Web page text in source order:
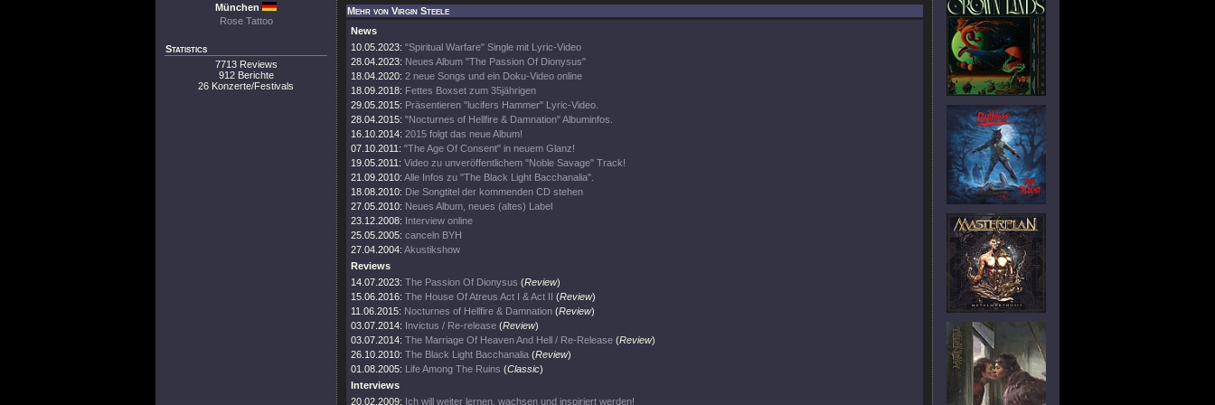
München
Rose Tattoo
Statistics
7713 Reviews
912 Berichte
26 Konzerte/Festivals
Mehr von Virgin Steele
News
10.05.2023: "Spiritual Warfare" Single mit Lyric-Video
28.04.2023: Neues Album "The Passion Of Dionysus"
18.04.2020: 2 neue Songs und ein Doku-Video online
18.09.2018: Fettes Boxset zum 35jährigen
29.05.2015: Präsentieren "lucifers Hammer" Lyric-Video.
28.04.2015: "Nocturnes of Hellfire & Damnation" Albuminfos.
16.10.2014: 2015 folgt das neue Album!
07.10.2011: "The Age Of Consent" in neuem Glanz!
19.05.2011: Video zu unveröffentlichem "Noble Savage" Track!
21.09.2010: Alle Infos zu "The Black Light Bacchanalia".
18.08.2010: Die Songtitel der kommenden CD stehen
27.05.2010: Neues Album, neues (altes) Label
23.12.2008: Interview online
25.05.2005: canceln BYH
27.04.2004: Akustikshow
Reviews
14.07.2023: The Passion Of Dionysus (Review)
15.06.2016: The House Of Atreus Act I & Act II (Review)
11.06.2015: Nocturnes of Hellfire & Damnation (Review)
03.07.2014: Invictus / Re-release (Review)
03.07.2014: The Marriage Of Heaven And Hell / Re-Release (Review)
26.10.2010: The Black Light Bacchanalia (Review)
01.08.2005: Life Among The Ruins (Classic)
Interviews
20.02.2009: Ich will weiter lernen, wachsen und inspiriert werden!